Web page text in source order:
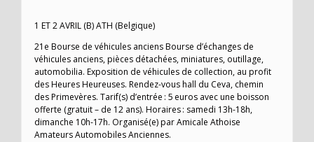
1 ET 2 AVRIL (B) ATH (Belgique)
21e Bourse de véhicules anciens Bourse d’échanges de
véhicules anciens, pièces détachées, miniatures, outillage,
automobilia. Exposition de véhicules de collection, au profit
des Heures Heureuses. Rendez-vous hall du Ceva, chemin
des Primevères. Tarif(s) d’entrée : 5 euros avec une boisson
offerte (gratuit – de 12 ans). Horaires : samedi 13h-18h,
dimanche 10h-17h. Organisé(e) par Amicale Athoise
Amateurs Automobiles Anciennes.